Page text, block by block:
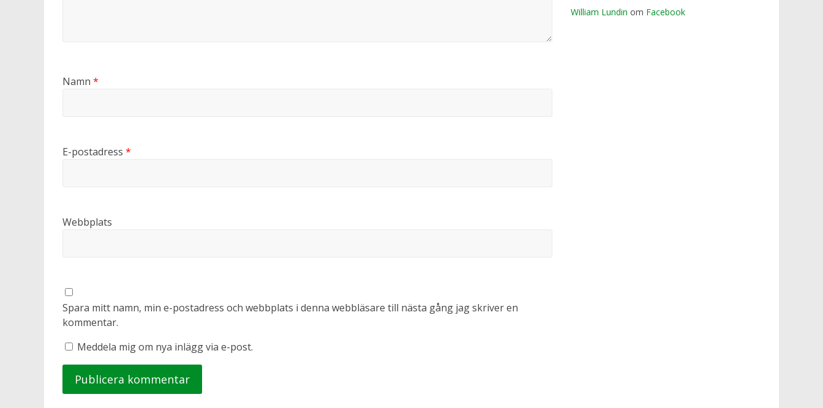
Namn *
E-postadress *
Webbplats
Spara mitt namn, min e-postadress och webbplats i denna webbläsare till nästa gång jag skriver en
kommentar.
Meddela mig om nya inlägg via e-post.
William Lundin om Facebook